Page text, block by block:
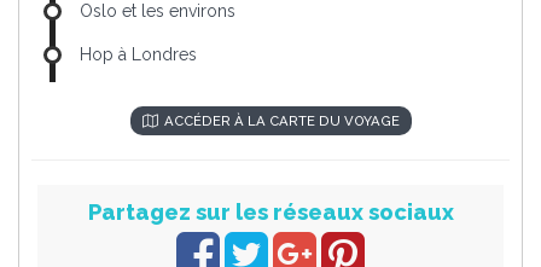
Oslo et les environs
Hop à Londres
ACCÉDER À LA CARTE DU VOYAGE
Partagez sur les réseaux sociaux